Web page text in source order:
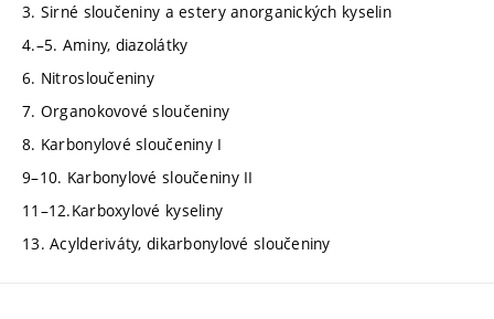
3. Sirné sloučeniny a estery anorganických kyselin
4.–5. Aminy, diazolátky
6. Nitrosloučeniny
7. Organokovové sloučeniny
8. Karbonylové sloučeniny I
9–10. Karbonylové sloučeniny II
11–12.Karboxylové kyseliny
13. Acylderiváty, dikarbonylové sloučeniny